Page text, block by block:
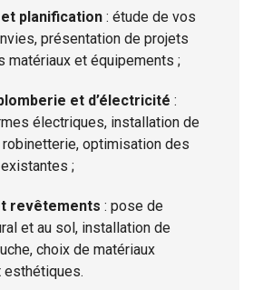
planification : étude de vos
présentation de projets
matériaux et équipements ;
et d’électricité :
électriques, installation de
optimisation des
;
revêtements : pose de
et au sol, installation de
choix de matériaux